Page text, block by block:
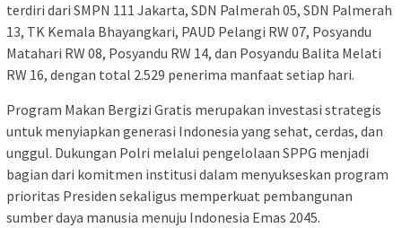
terdiri dari SMPN 111 Jakarta, SDN Palmerah 05, SDN Palmerah
13, TK Kemala Bhayangkari, PAUD Pelangi RW 07, Posyandu
Matahari RW 08, Posyandu RW 14, dan Posyandu Balita Melati
RW 16, dengan total 2.529 penerima manfaat setiap hari.
Program Makan Bergizi Gratis merupakan investasi strategis
untuk menyiapkan generasi Indonesia yang sehat, cerdas, dan
unggul. Dukungan Polri melalui pengelolaan SPPG menjadi
bagian dari komitmen institusi dalam menyukseskan program
prioritas Presiden sekaligus memperkuat pembangunan
sumber daya manusia menuju Indonesia Emas 2045.